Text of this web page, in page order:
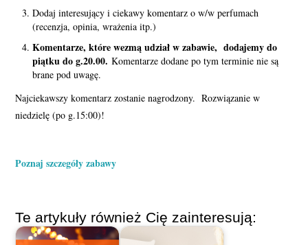
Dodaj interesujący i ciekawy komentarz o w/w perfumach
(recenzja, opinia, wrażenia itp.)
Komentarze, które wezmą udział w zabawie, dodajemy do
piątku do g.20.00. Komentarze dodane po tym terminie nie są
brane pod uwagę.
Najciekawszy komentarz zostanie nagrodzony. Rozwiązanie w
niedzielę (po g.15:00)!
Poznaj szczegóły zabawy
Te artykuły również Cię zainteresują: